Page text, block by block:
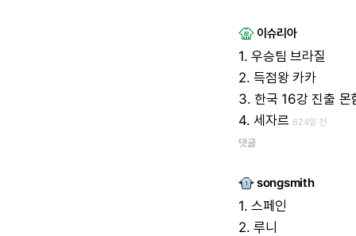
이슈리아
1. 우승팀 브라질
2.득점왕 카카
3. 한국 16강 진출 몬
4.세자르 624일 전
댓글
songsmith
1. 스페인
2.루니